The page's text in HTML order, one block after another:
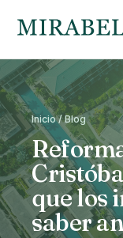
Inicio / Blog
que los
saber